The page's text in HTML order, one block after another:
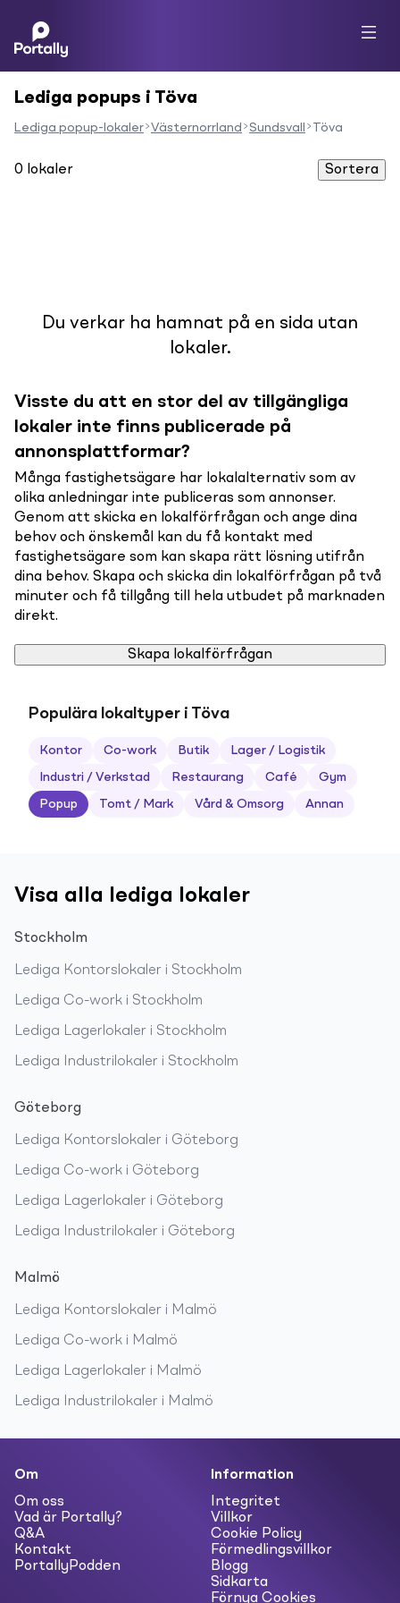
Lediga popups i Töva
Lediga popup-lokaler Västernorrland Sundsvall Töva
0 lokaler Sortera
Du verkar ha hamnat på en sida utan
lokaler.
Visste du att en stor del av tillgängliga
lokaler inte finns publicerade på
annonsplattformar?
Många fastighetsägare har lokalalternativ som av
olika anledningar inte publiceras som annonser.
Genom att skicka en lokalförfrågan och ange dina
behov och önskemål kan du få kontakt med
fastighetsägare som kan skapa rätt lösning utifrån
dina behov. Skapa och skicka din lokalförfrågan på två
minuter och få tillgång till hela utbudet på marknaden
direkt.
Skapa lokalförfrågan
Populära lokaltyper i Töva
Kontor Co-work Butik Lager / Logistik
Industri / Verkstad Restaurang Café Gym
Popup Tomt / Mark Vård & Omsorg Annan
Visa alla lediga lokaler
Stockholm
Lediga Kontorslokaler i Stockholm
Lediga Co-work i Stockholm
Lediga Lagerlokaler i Stockholm
Lediga Industrilokaler i Stockholm
Göteborg
Lediga Kontorslokaler i Göteborg
Lediga Co-work i Göteborg
Lediga Lagerlokaler i Göteborg
Lediga Industrilokaler i Göteborg
Malmö
Lediga Kontorslokaler i Malmö
Lediga Co-work i Malmö
Lediga Lagerlokaler i Malmö
Lediga Industrilokaler i Malmö
Om
Om oss
Vad är Portally?
Q&A
Kontakt
PortallyPodden
Information
Integritet
Villkor
Cookie Policy
Förmedlingsvillkor
Blogg
Sidkarta
Förnya Cookies